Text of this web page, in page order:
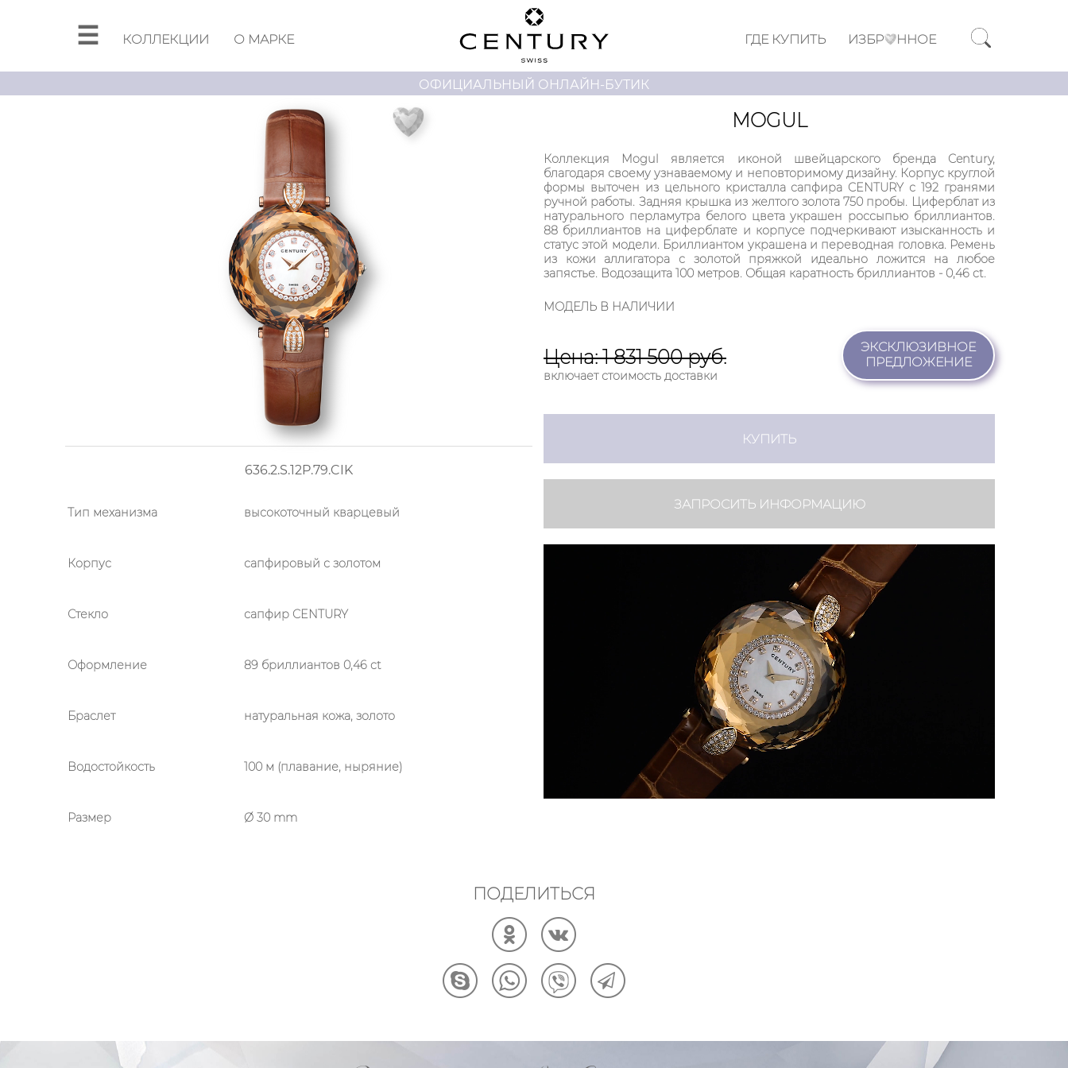
☰ КОЛЛЕКЦИИ О МАРКЕ ГДЕ КУПИТЬ ИЗБР ННОЕ
ОФИЦИАЛЬНЫЙ ОНЛАЙН-БУТИК
636.2.S.12P.79.CIK
Тип механизма высокоточный кварцевый
Корпус сапфировый с золотом
Стекло сапфир CENTURY
Оформление 89 бриллиантов 0,46 ct
Браслет натуральная кожа, золото
Водостойкость 100 м (плавание, ныряние)
Размер Ø 30 mm
MOGUL
Коллекция Mogul является иконой швейцарского бренда Century,
благодаря своему узнаваемому и неповторимому дизайну. Корпус круглой
формы выточен из цельного кристалла сапфира CENTURY с 192 гранями
ручной работы. Задняя крышка из желтого золота 750 пробы. Циферблат из
натурального перламутра белого цвета украшен россыпью бриллиантов.
88 бриллиантов на циферблате и корпусе подчеркивают изысканность и
статус этой модели. Бриллиантом украшена и переводная головка. Ремень
из кожи аллигатора с золотой пряжкой идеально ложится на любое
запястье. Водозащита 100 метров. Общая каратность бриллиантов - 0,46 ct.
МОДЕЛЬ В НАЛИЧИИ
Цена: 1 831 500 руб.
включает стоимость доставки
ЭКСКЛЮЗИВНОЕ
ПРЕДЛОЖЕНИЕ
КУПИТЬ
ЗАПРОСИТЬ ИНФОРМАЦИЮ
ПОДЕЛИТЬСЯ